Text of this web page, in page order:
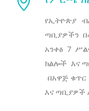
የኢትዮጵያ
ጣቢያዎችን
አንቀፅ 7
ክልሎች እና
በአዋጅ
እና ጣቢያዎች